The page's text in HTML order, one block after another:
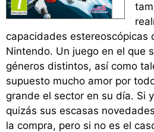
capacidades estereoscópicas
Nintendo. Un juego en el que
géneros distintos, así como
supuesto mucho amor por
grande el sector en su día. Si
quizás sus escasas
la compra, pero si no es el